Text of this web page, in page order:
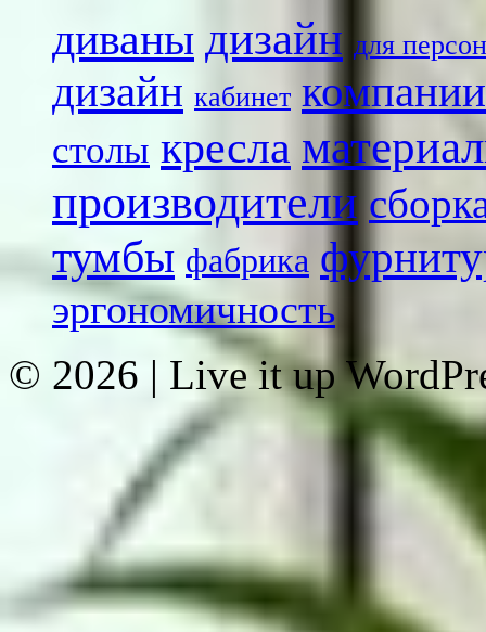
диваны дизайн для
дизайн кабинет компании
столы кресла
производители
тумбы фабрика
эргономичность
© 2026 | Live it up